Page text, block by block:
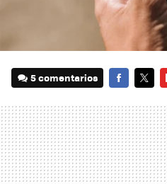
5 comentarios